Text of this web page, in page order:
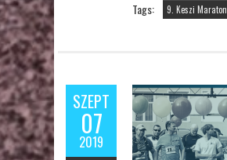
Tags: 9. Keszi Maraton
SZEPT
07
2019